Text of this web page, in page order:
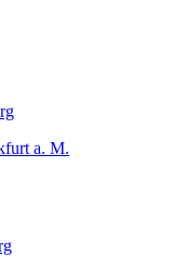
a. M.